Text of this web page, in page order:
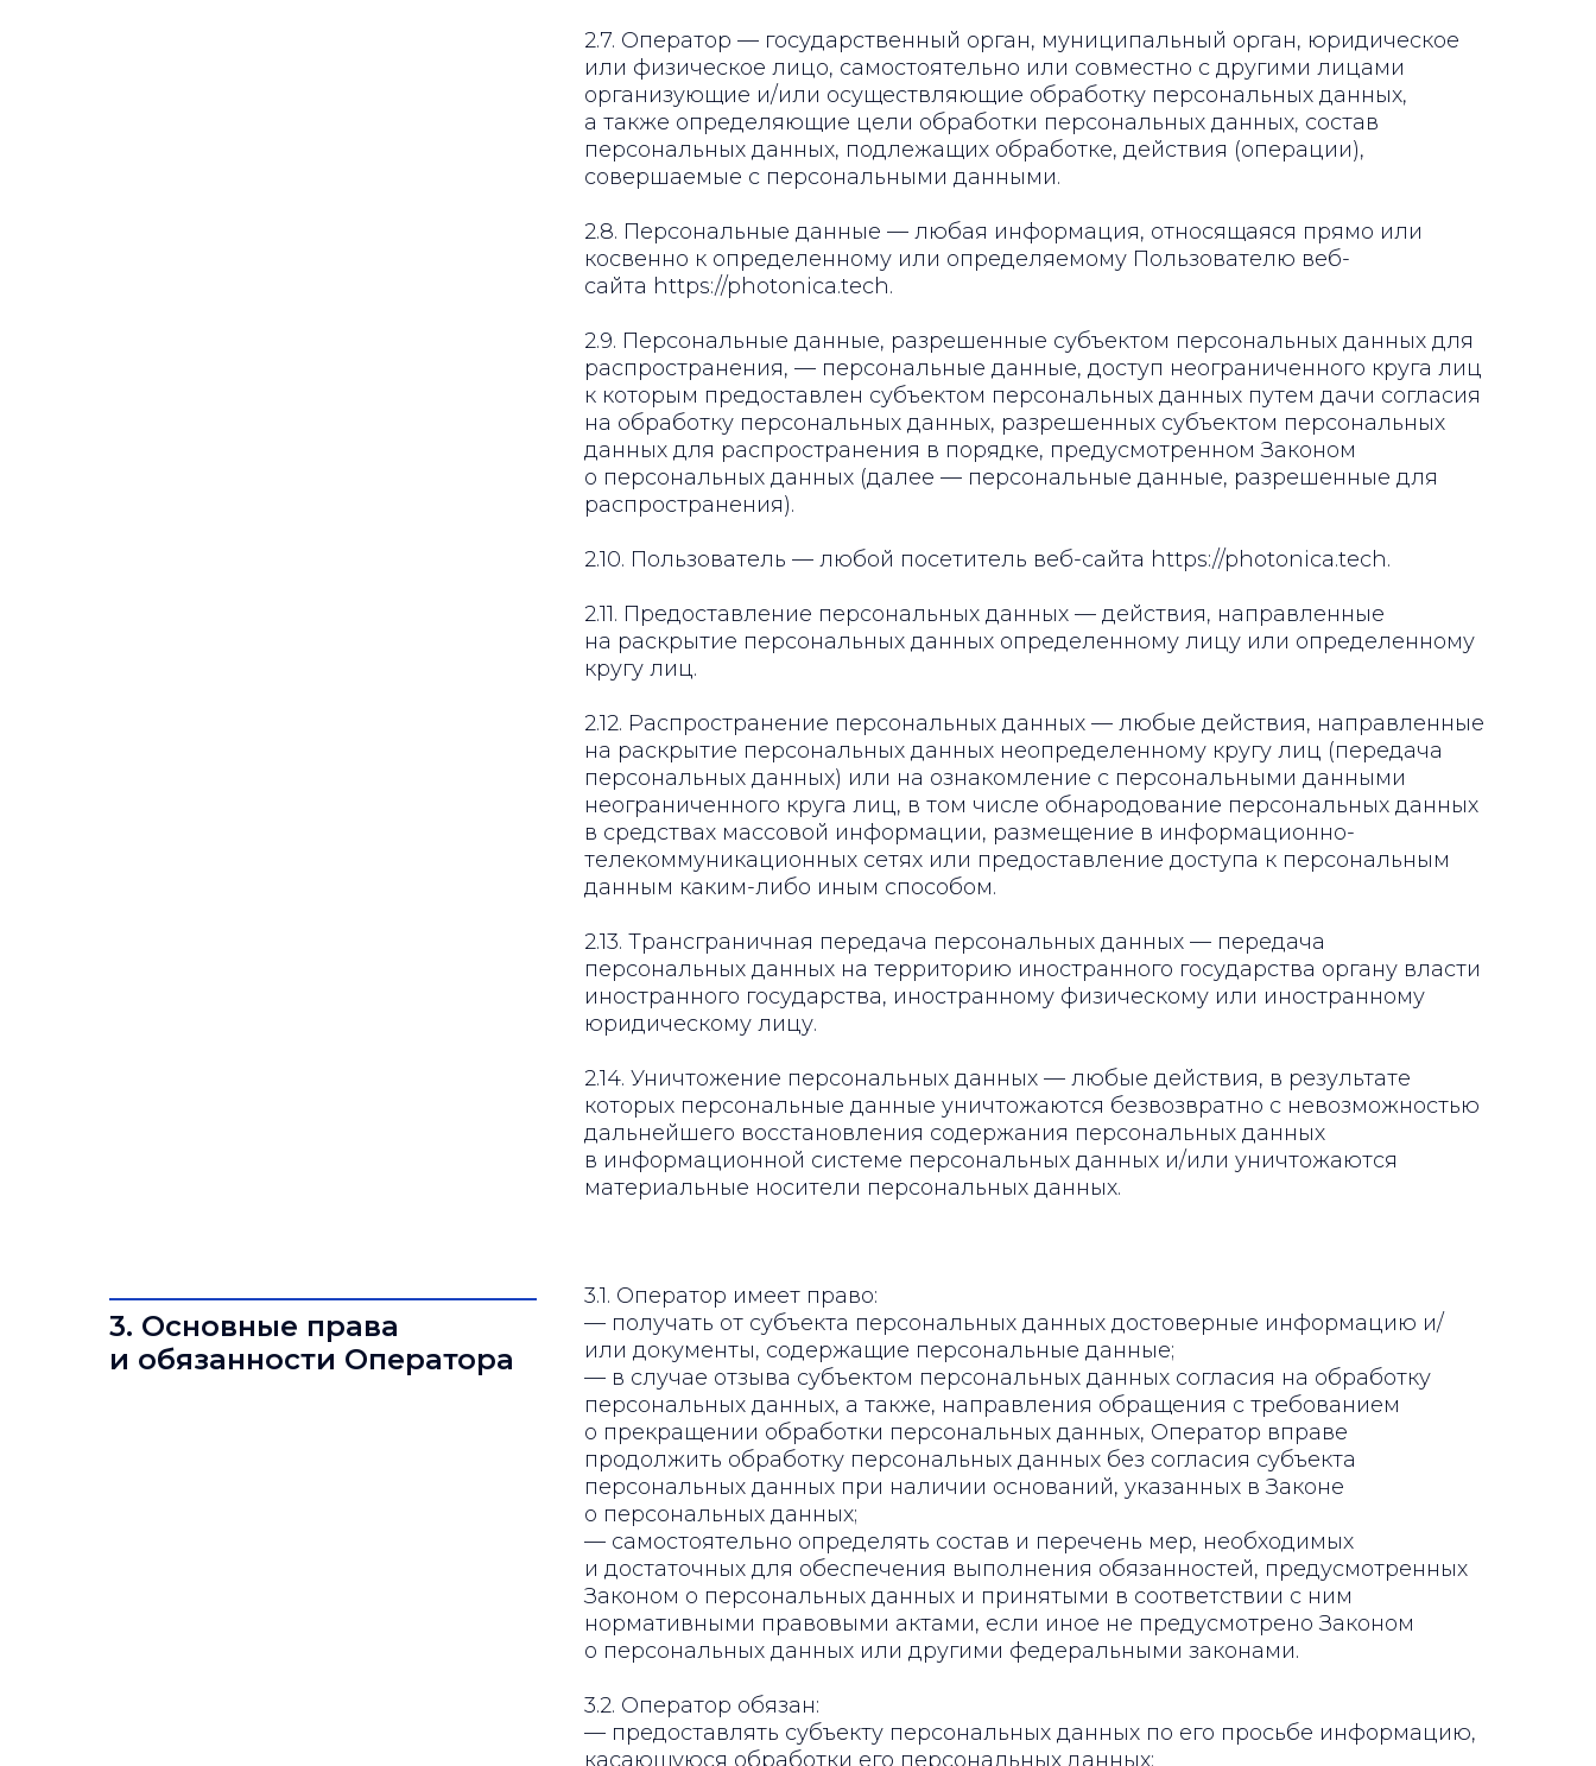
2.7. Оператор — государственный орган, муниципальный орган, юридическое
или физическое лицо, самостоятельно или совместно с другими лицами
организующие и/или осуществляющие обработку персональных данных,
а также определяющие цели обработки персональных данных, состав
персональных данных, подлежащих обработке, действия (операции),
совершаемые с персональными данными.
2.8. Персональные данные — любая информация, относящаяся прямо или
косвенно к определенному или определяемому Пользователю веб-
сайта https://photonica.tech.
2.9. Персональные данные, разрешенные субъектом персональных данных для
распространения, — персональные данные, доступ неограниченного круга лиц
к которым предоставлен субъектом персональных данных путем дачи согласия
на обработку персональных данных, разрешенных субъектом персональных
данных для распространения в порядке, предусмотренном Законом
о персональных данных (далее — персональные данные, разрешенные для
распространения).
2.10. Пользователь — любой посетитель веб-сайта https://photonica.tech.
2.11. Предоставление персональных данных — действия, направленные
на раскрытие персональных данных определенному лицу или определенному
кругу лиц.
2.12. Распространение персональных данных — любые действия, направленные
на раскрытие персональных данных неопределенному кругу лиц (передача
персональных данных) или на ознакомление с персональными данными
неограниченного круга лиц, в том числе обнародование персональных данных
в средствах массовой информации, размещение в информационно-
телекоммуникационных сетях или предоставление доступа к персональным
данным каким-либо иным способом.
2.13. Трансграничная передача персональных данных — передача
персональных данных на территорию иностранного государства органу власти
иностранного государства, иностранному физическому или иностранному
юридическому лицу.
2.14. Уничтожение персональных данных — любые действия, в результате
которых персональные данные уничтожаются безвозвратно с невозможностью
дальнейшего восстановления содержания персональных данных
в информационной системе персональных данных и/или уничтожаются
материальные носители персональных данных.
3. Основные права
и обязанности Оператора
3.1. Оператор имеет право:
— получать от субъекта персональных данных достоверные информацию и/
или документы, содержащие персональные данные;
— в случае отзыва субъектом персональных данных согласия на обработку
персональных данных, а также, направления обращения с требованием
о прекращении обработки персональных данных, Оператор вправе
продолжить обработку персональных данных без согласия субъекта
персональных данных при наличии оснований, указанных в Законе
о персональных данных;
— самостоятельно определять состав и перечень мер, необходимых
и достаточных для обеспечения выполнения обязанностей, предусмотренных
Законом о персональных данных и принятыми в соответствии с ним
нормативными правовыми актами, если иное не предусмотрено Законом
о персональных данных или другими федеральными законами.
3.2. Оператор обязан:
— предоставлять субъекту персональных данных по его просьбе информацию,
касающуюся обработки его персональных данных;